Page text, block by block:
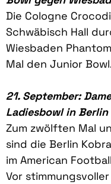
Die Cologne
Schwäbisch Hall
Wiesbaden
Mal den Junior
21. September:
Ladiesbowl in Berlin
Zum zwölften Mal
sind die Berlin
im American
Vor stimmungsvoller